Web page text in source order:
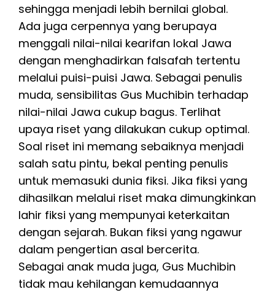
sehingga menjadi lebih bernilai global.
Ada juga cerpennya yang berupaya
menggali nilai-nilai kearifan lokal Jawa
dengan menghadirkan falsafah tertentu
melalui puisi-puisi Jawa. Sebagai penulis
muda, sensibilitas Gus Muchibin terhadap
nilai-nilai Jawa cukup bagus. Terlihat
upaya riset yang dilakukan cukup optimal.
Soal riset ini memang sebaiknya menjadi
salah satu pintu, bekal penting penulis
untuk memasuki dunia fiksi. Jika fiksi yang
dihasilkan melalui riset maka dimungkinkan
lahir fiksi yang mempunyai keterkaitan
dengan sejarah. Bukan fiksi yang ngawur
dalam pengertian asal bercerita.
Sebagai anak muda juga, Gus Muchibin
tidak mau kehilangan kemudaannya